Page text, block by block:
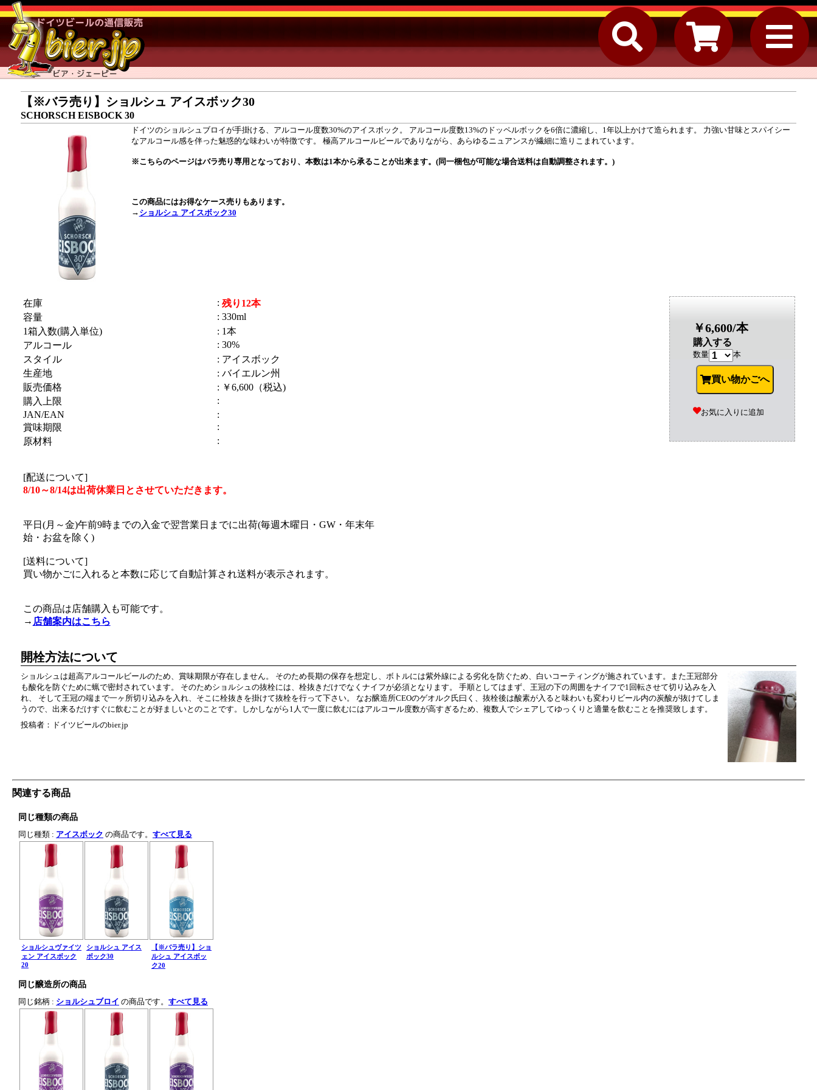
【※バラ売り】ショルシュ アイスボック30
SCHORSCH EISBOCK 30
ドイツのショルシュブロイが手掛ける、アルコール度数30%のアイスボック。 アルコール度数13%のドッペルボックを6倍に濃縮し、1年以上かけて造られます。 力強い甘味とスパイシー
なアルコール感を伴った魅惑的な味わいが特徴です。 極高アルコールビールでありながら、あらゆるニュアンスが繊細に造りこまれています。
※こちらのページはバラ売り専用となっており、本数は1本から承ることが出来ます。(同一梱包が可能な場合送料は自動調整されます。)
この商品にはお得なケース売りもあります。
→ ショルシュ アイスボック30
在庫 : 残り12本
容量
: 330ml
1箱入数(購入単位)
: 1本
アルコール
: 30%
スタイル
: アイスボック
生産地
: バイエルン州
販売価格
: ￥6,600（税込)
購入上限
:
JAN/EAN
:
賞味期限
:
原材料
:
[配送について]
8/10～8/14は出荷休業日とさせていただきます。
平日(月～金)午前9時までの入金で翌営業日までに出荷(毎週木曜日・GW・年末年
始・お盆を除く)
[送料について]
買い物かごに入れると本数に応じて自動計算され送料が表示されます。
この商品は店舗購入も可能です。
→ 店舗案内はこちら
￥6,600/本
購入する
数量 本
買い物かごへ
お気に入りに追加
開栓方法について
ショルシュは超高アルコールビールのため、賞味期限が存在しません。 そのため長期の保存を想定し、ボトルには紫外線による劣化を防ぐため、白いコーティングが施されています。また王冠部分
も酸化を防ぐために蝋で密封されています。 そのためショルシュの抜栓には、栓抜きだけでなくナイフが必須となります。 手順としてはまず、王冠の下の周囲をナイフで1回転させて切り込みを入
れ、 そして王冠の端まで一ヶ所切り込みを入れ、そこに栓抜きを掛けて抜栓を行って下さい。 なお醸造所CEOのゲオルク氏曰く、抜栓後は酸素が入ると味わいも変わりビール内の炭酸が抜けてしま
うので、出来るだけすぐに飲むことが好ましいとのことです。しかしながら1人で一度に飲むにはアルコール度数が高すぎるため、複数人でシェアしてゆっくりと適量を飲むことを推奨致します。
投稿者：ドイツビールのbier.jp
関連する商品
同じ種類の商品
同じ種類 : アイスボック の商品です。 すべて見る
ショルシュヴァイツ
ェン アイスボック
20
ショルシュ アイス
ボック30
【※バラ売り】ショ
ルシュ アイスボッ
ク20
同じ醸造所の商品
同じ銘柄 : ショルシュブロイ の商品です。 すべて見る